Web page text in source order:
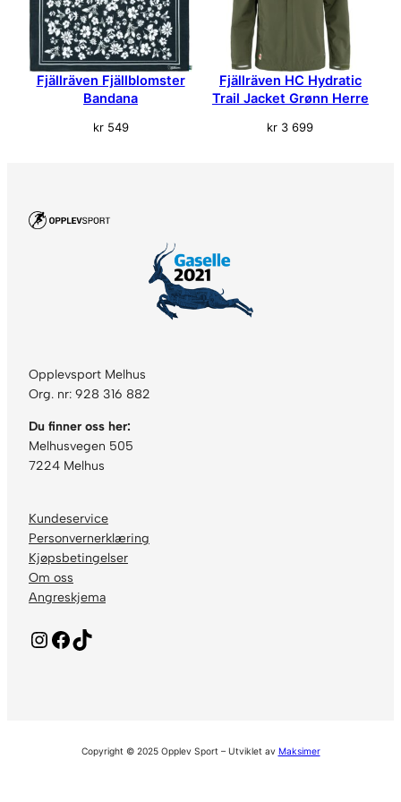
l
Fjällräven Fjällblomster
Bandana
kr549
Fjällräven HC Hydratic
Trail Jacket Grønn Herre
kr 3 699
Opplevsport Melhus
Org. nr: 928 316 882
Du finner oss her:
Melhusvegen 505
7224 Melhus
Kundeservice
Personvernerklæring
Kjøpsbetingelser
Om oss
Angreskjema
Instagram Facebook TikTok
Copyright © 2025 Opplev Sport – Utviklet av Maksimer